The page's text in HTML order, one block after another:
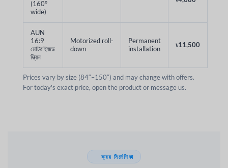
(160°
wide)
AUN
16:9
মোটরাইজড
স্ক্রিন
Motorized roll-
down
Permanent
installation
৳11,500
Prices vary by size (84″–150″) and may change with offers.
For today's exact price, open the product or message us.
ক্রয় নির্দেশিকা